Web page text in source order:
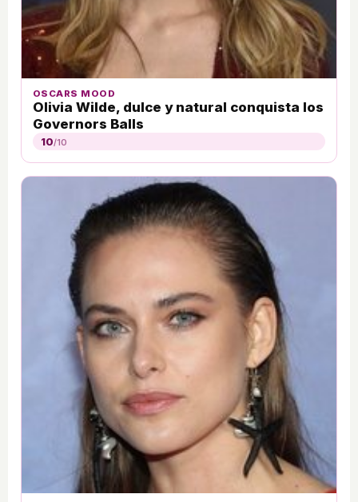
OSCARS MOOD
Olivia Wilde, dulce y natural conquista los
Governors Balls
10/10